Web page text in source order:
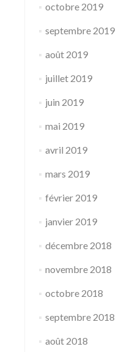
octobre 2019
septembre 2019
août 2019
juillet 2019
juin 2019
mai 2019
avril 2019
mars 2019
février 2019
janvier 2019
décembre 2018
novembre 2018
octobre 2018
septembre 2018
août 2018